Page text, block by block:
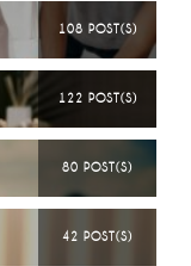
108 POST(S)
122 POST(S)
80 POST(S)
42 POST(S)